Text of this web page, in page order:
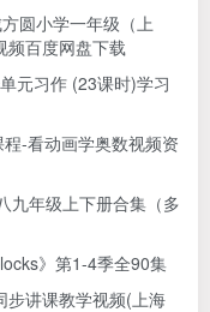
圆小学一年级（上
频百度网盘下载
元习作 (23课时)学习
-看动画学奥数视频资
九年级上下册合集（多
》第1-4季全90集
步讲课教学视频(上海